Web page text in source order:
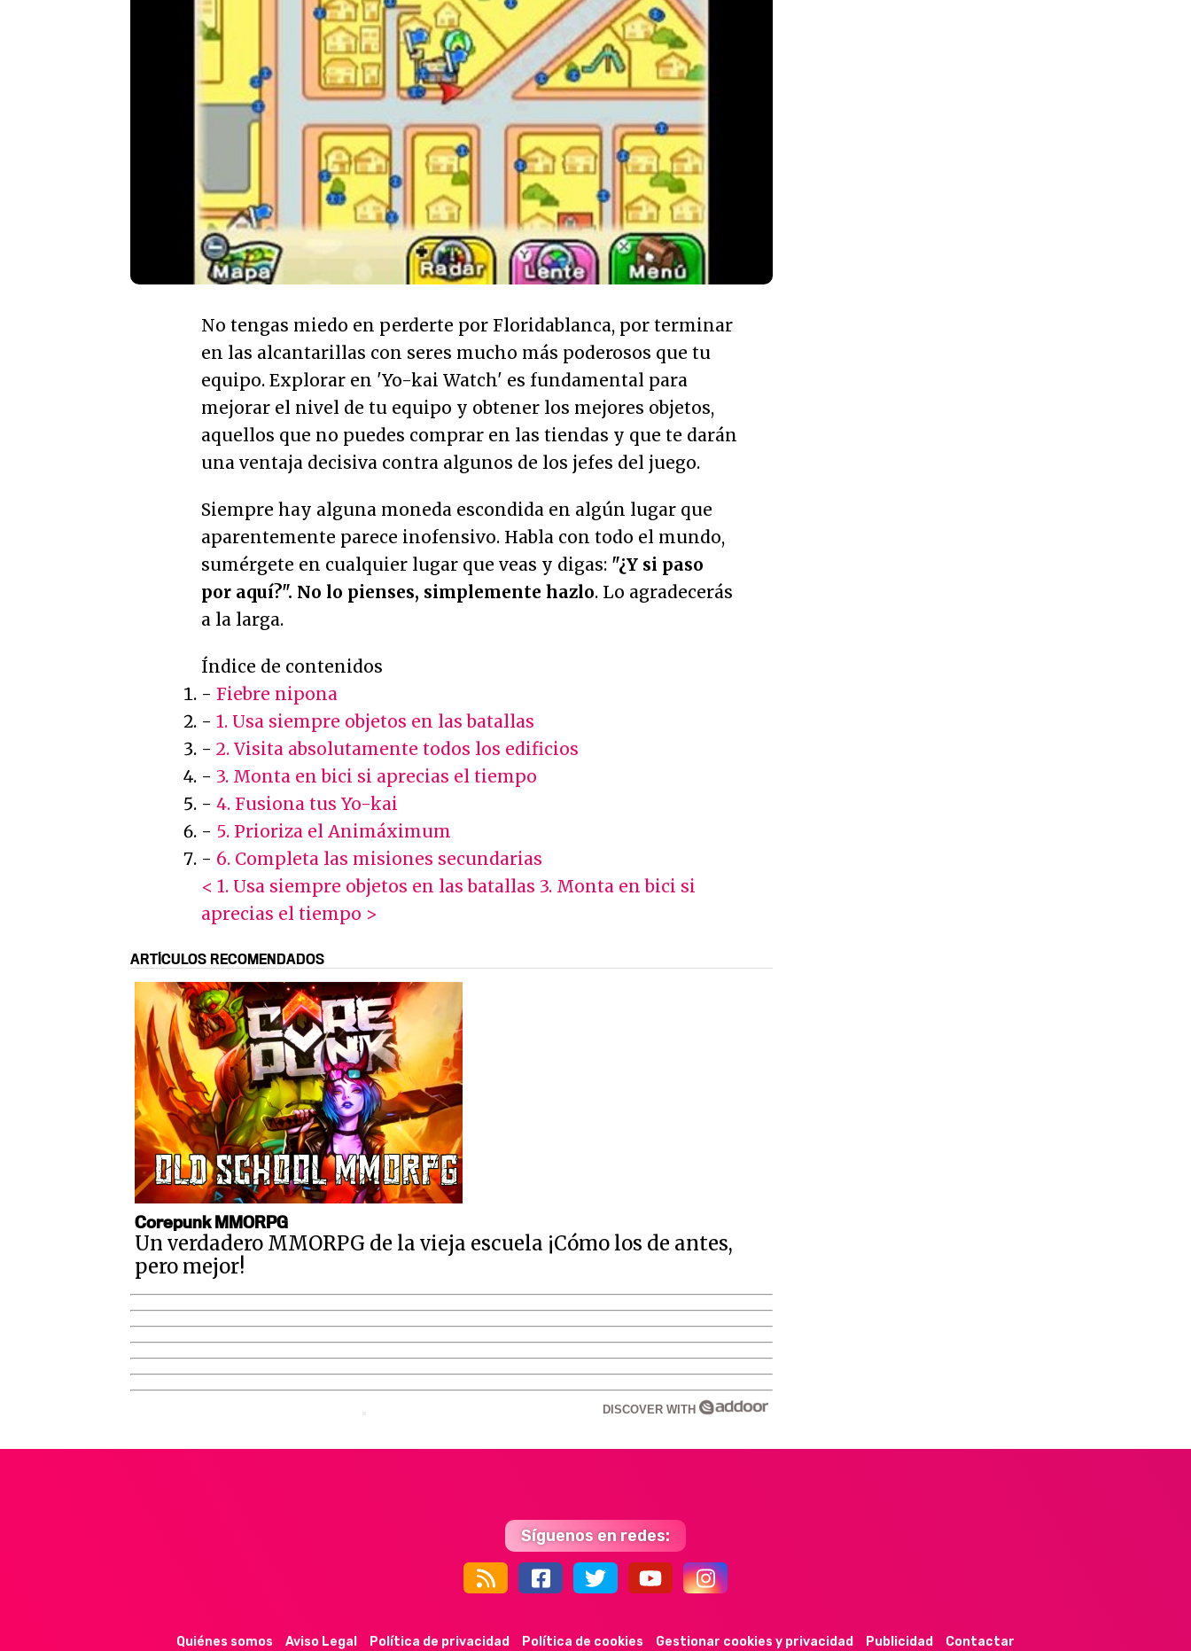
No tengas miedo en perderte por Floridablanca, por terminar
en las alcantarillas con seres mucho más poderosos que tu
equipo. Explorar en 'Yo-kai Watch' es fundamental para
mejorar el nivel de tu equipo y obtener los mejores objetos,
aquellos que no puedes comprar en las tiendas y que te darán
una ventaja decisiva contra algunos de los jefes del juego.
Siempre hay alguna moneda escondida en algún lugar que
aparentemente parece inofensivo. Habla con todo el mundo,
sumérgete en cualquier lugar que veas y digas: "¿Y si paso
por aquí?". No lo pienses, simplemente hazlo. Lo agradecerás
a la larga.
Índice de contenidos
- Fiebre nipona
- 1. Usa siempre objetos en las batallas
- 2. Visita absolutamente todos los edificios
- 3. Monta en bici si aprecias el tiempo
- 4. Fusiona tus Yo-kai
- 5. Prioriza el Animáximum
- 6. Completa las misiones secundarias
< 1. Usa siempre objetos en las batallas 3. Monta en bici si
aprecias el tiempo >
ARTÍCULOS RECOMENDADOS
Corepunk MMORPG
Un verdadero MMORPG de la vieja escuela ¡Cómo los de antes,
pero mejor!
DISCOVER WITH
Síguenos en redes:
44k 9k 35k 352
Quiénes somos Aviso Legal Política de privacidad Política de cookies Gestionar cookies y privacidad Publicidad Contactar